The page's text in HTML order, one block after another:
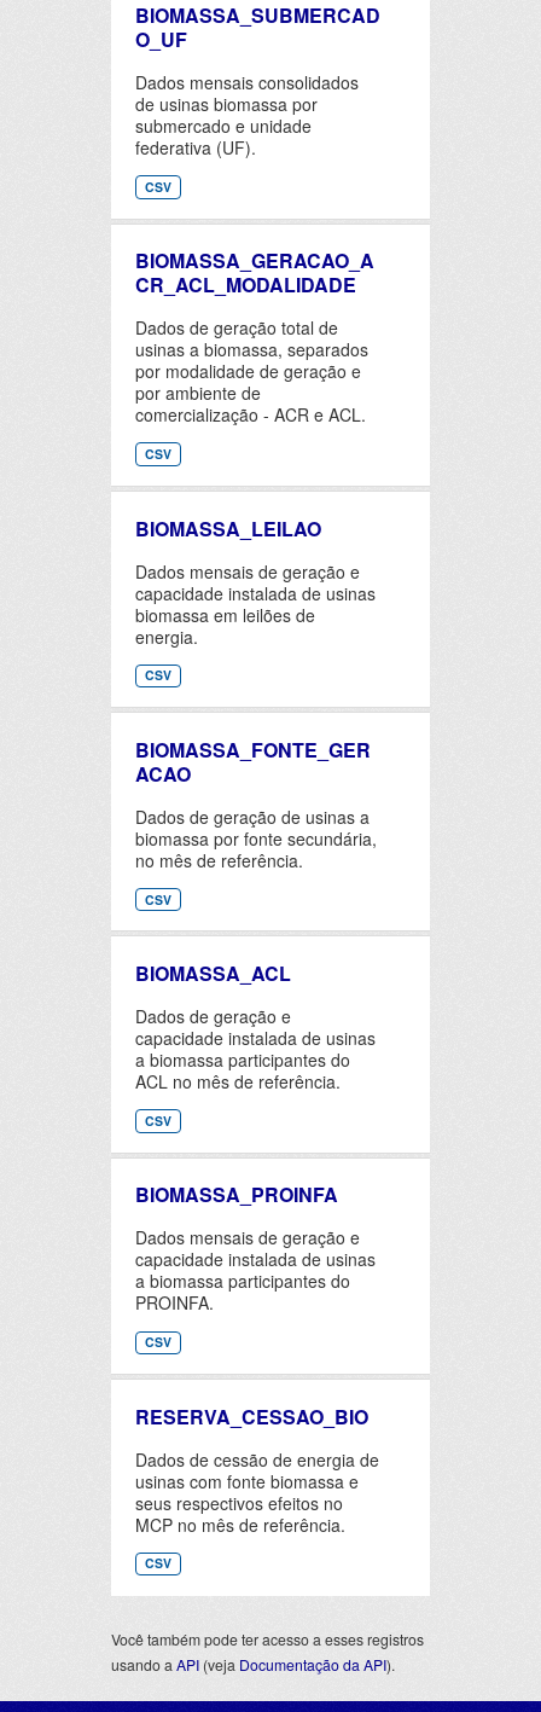
BIOMASSA_SUBMERCAD
O_UF
Dados mensais consolidados
de usinas biomassa por
submercado e unidade
federativa (UF).
CSV
BIOMASSA_GERACAO_A
CR_ACL_MODALIDADE
Dados de geração total de
usinas a biomassa, separados
por modalidade de geração e
por ambiente de
comercialização - ACR e ACL.
CSV
BIOMASSA_LEILAO
Dados mensais de geração e
capacidade instalada de usinas
biomassa em leilões de
energia.
CSV
BIOMASSA_FONTE_GER
ACAO
Dados de geração de usinas a
biomassa por fonte secundária,
no mês de referência.
CSV
BIOMASSA_ACL
Dados de geração e
capacidade instalada de usinas
a biomassa participantes do
ACL no mês de referência.
CSV
BIOMASSA_PROINFA
Dados mensais de geração e
capacidade instalada de usinas
a biomassa participantes do
PROINFA.
CSV
RESERVA_CESSAO_BIO
Dados de cessão de energia de
usinas com fonte biomassa e
seus respectivos efeitos no
MCP no mês de referência.
CSV
Você também pode ter acesso a esses registros
usando a API (veja Documentação da API).